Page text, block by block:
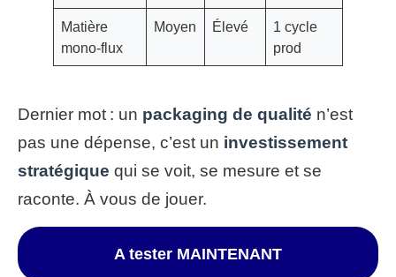
Matière
mono‑flux
Moyen Élevé
1 cycle
prod
Dernier mot : un packaging de qualité n’est
pas une dépense, c’est un investissement
stratégique qui se voit, se mesure et se
raconte. À vous de jouer.
A tester MAINTENANT